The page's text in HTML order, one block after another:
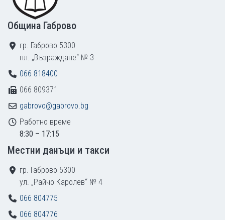
Община Габрово
гр. Габрово 5300
пл. „Възраждане“ № 3
066 818400
066 809371
gabrovo@gabrovo.bg
Работно време
8:30 – 17:15
Местни данъци и такси
гр. Габрово 5300
ул. „Райчо Каролев“ № 4
066 804775
066 804776